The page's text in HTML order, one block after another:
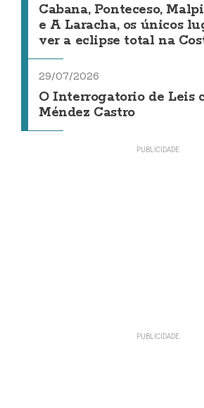
Cabana, Ponteceso,
e A Laracha, os únicos
ver a eclipse total na
29/07/2026
O Interrogatorio de Leis
Méndez Castro